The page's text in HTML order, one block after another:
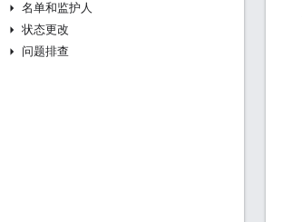
名单和监护人
状态更改
问题排查